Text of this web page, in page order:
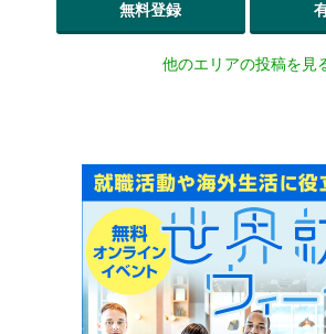
無料登録
他のエリアの投稿を見